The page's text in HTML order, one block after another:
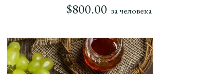
из 5
$800.00 за человека